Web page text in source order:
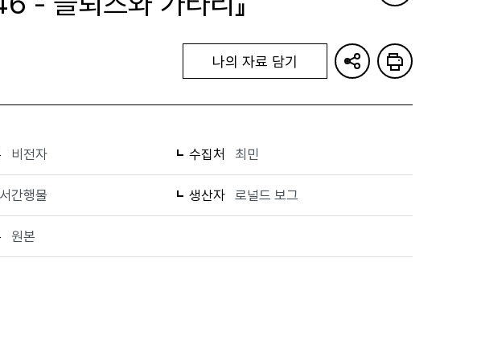
나의 자료 담기
비전자 수집처 최민
간행물 생산자 로널드 보그
원본